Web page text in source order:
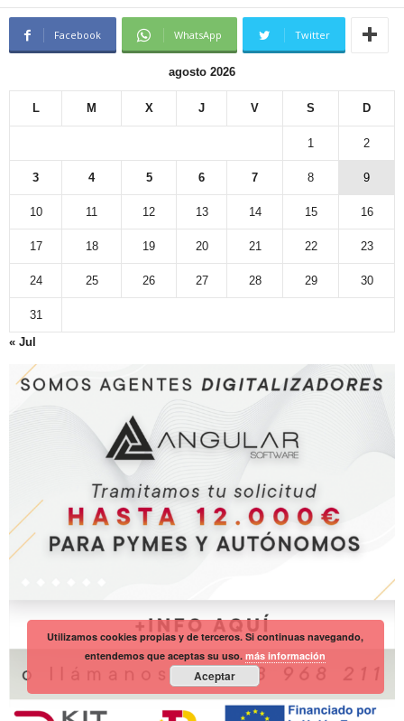
Facebook WhatsApp Twitter
agosto 2026
L M X J V S D
1 2
3 4 5 6 7 8 9
10 11 12 13 14 15 16
17 18 19 20 21 22 23
24 25 26 27 28 29 30
31
« Jul
Utilizamos cookies propias y de terceros. Si continuas navegando,
entendemos que aceptas su uso.más información
Aceptar